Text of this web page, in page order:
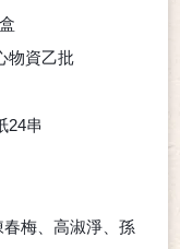
盒
物資乙批
24串
梅、高淑淨、孫